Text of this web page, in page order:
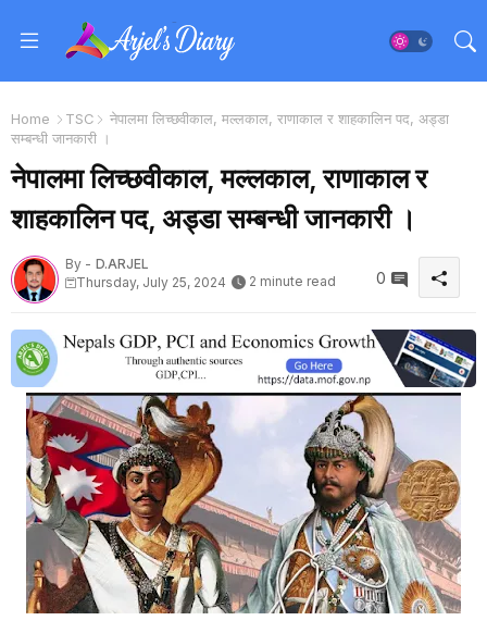
Home TSC
नेपालमा लिच्छवीकाल, मल्लकाल, राणाकाल र शाहकालिन पद, अड्डा
सम्बन्धी जानकारी ।
नेपालमा लिच्छवीकाल, मल्लकाल, राणाकाल र
शाहकालिन पद, अड्डा सम्बन्धी जानकारी ।
By - D.ARJEL
Thursday, July 25, 2024
2 minute read 0